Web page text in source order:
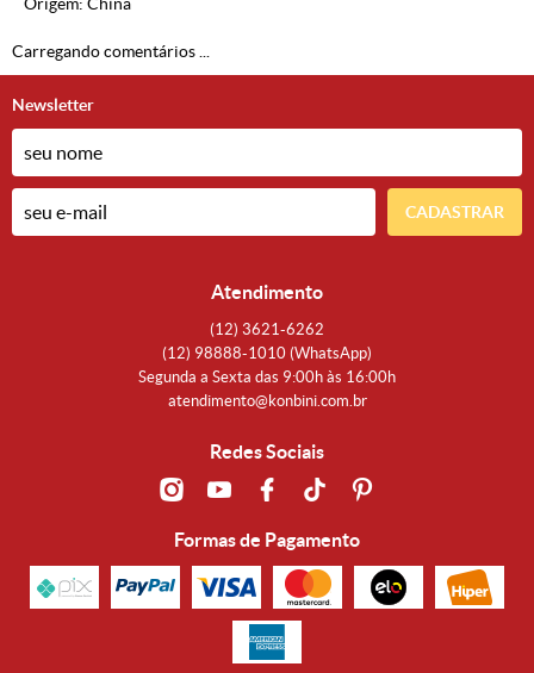
Carregando comentários ...
Newsletter
CADASTRAR
Atendimento
(12) 3621-6262
(12) 98888-1010 (WhatsApp)
Segunda a Sexta das 9:00h às 16:00h
atendimento@konbini.com.br
Redes Sociais
Formas de Pagamento